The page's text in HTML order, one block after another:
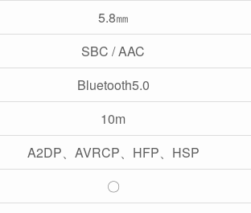
5.8㎜
SBC / AAC
Bluetooth5.0
10m
A2DP、AVRCP、HFP、HSP
〇